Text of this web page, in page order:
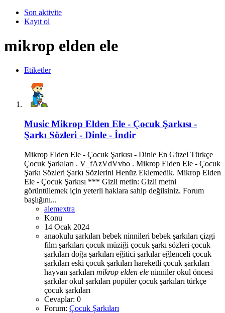
Son aktivite
Kayıt ol
mikrop elden ele
Etiketler
Music Mikrop Elden Ele - Çocuk Şarkısı -
Şarkı Sözleri - Dinle - İndir
Mikrop Elden Ele - Çocuk Şarkısı - Dinle En Güzel Türkçe
Çocuk Şarkıları . V_fAzVdVvbo . Mikrop Elden Ele - Çocuk
Şarkı Sözleri Şarkı Sözlerini Henüz Eklemedik. Mikrop Elden
Ele - Çocuk Şarkısı *** Gizli metin: Gizli metni
görüntülemek için yeterli haklara sahip değilsiniz. Forum
başlığını...
alemextra
Konu
14 Ocak 2024
anaokulu şarkıları bebek ninnileri bebek şarkıları çizgi
film şarkıları çocuk müziği çocuk şarkı sözleri çocuk
şarkıları doğa şarkıları eğitici şarkılareğlenceli çocuk
şarkıları eski çocuk şarkıları hareketli çocuk şarkıları
hayvan şarkıları mikrop elden ele ninnilerokul öncesi
şarkılarokul şarkıları popüler çocuk şarkıları türkçe
çocuk şarkıları
Cevaplar: 0
Forum: Çocuk Şarkıları